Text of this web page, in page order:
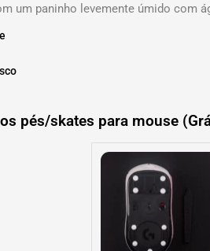
um paninho levemente úmido com
pés/skates para mouse